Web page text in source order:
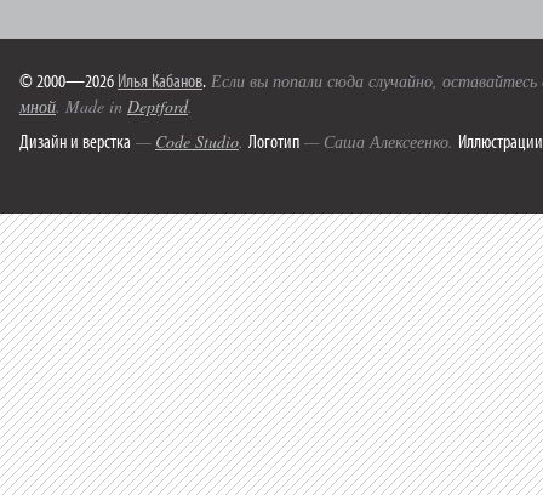
© 2000—2026 Илья Кабанов. Если вы попали сюда случайно,
мной. Made in Deptford.
Дизайн и верстка — Code Studio. Логотип — Саша Алексеенко. Иллюстрации